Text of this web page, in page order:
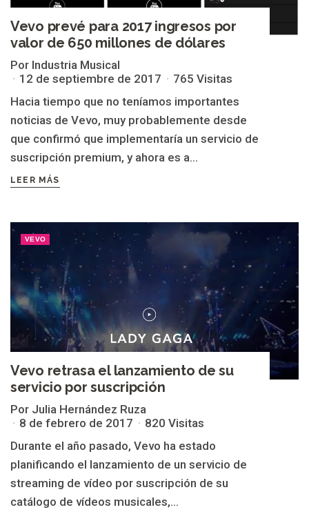
Vevo prevé para 2017 ingresos por
valor de 650 millones de dólares
Por Industria Musical
12 de septiembre de 2017
765 Visitas
Hacia tiempo que no teníamos importantes
noticias de Vevo, muy probablemente desde
que confirmó que implementaría un servicio de
suscripción premium, y ahora es a...
LEER MÁS
VEVO
Vevo retrasa el lanzamiento de su
servicio por suscripción
Por Julia Hernández Ruza
8 de febrero de 2017
820 Visitas
Durante el año pasado, Vevo ha estado
planificando el lanzamiento de un servicio de
streaming de vídeo por suscripción de su
catálogo de vídeos musicales,...